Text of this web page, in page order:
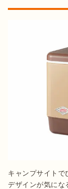
キャンプサイト
デザインが気にな